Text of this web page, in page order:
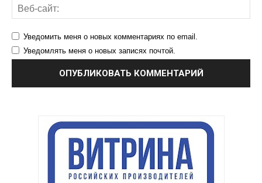
Уведомить меня о новых комментариях по email.
Уведомлять меня о новых записях почтой.